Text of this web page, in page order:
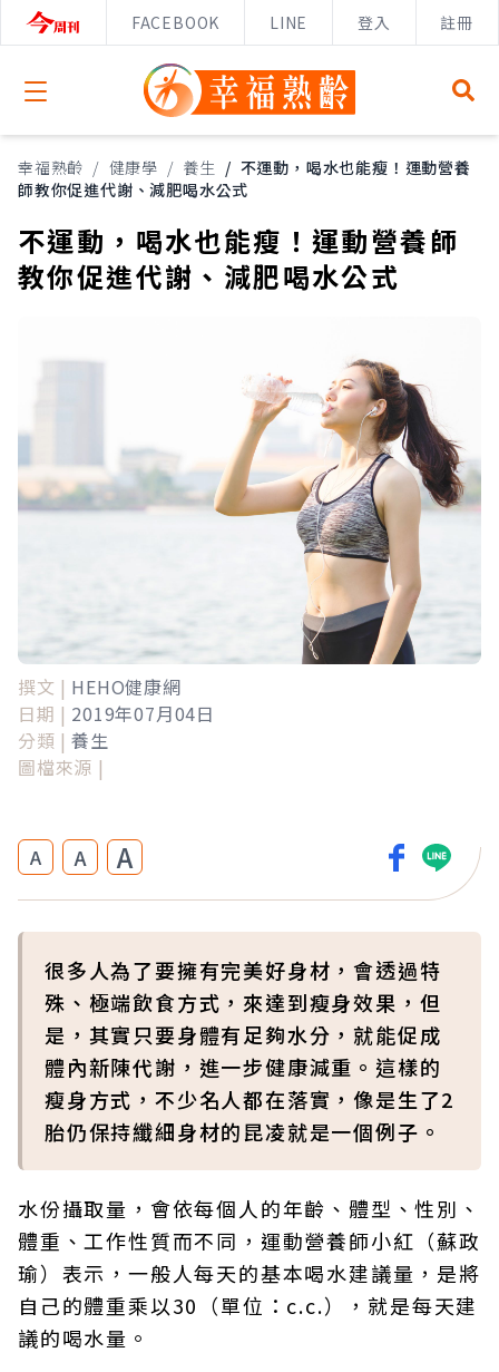
FACEBOOK LINE 登入 註冊
Open menu
幸福熟齡 / 健康學 / 養生 / 不運動，喝水也能瘦！運動營養
師教你促進代謝、減肥喝水公式
不運動，喝水也能瘦！運動營養師
教你促進代謝、減肥喝水公式
撰文 | HEHO健康網
日期 | 2019年07月04日
分類 | 養生
圖檔來源 |
A A A
很多人為了要擁有完美好身材，會透過特
殊、極端飲食方式，來達到瘦身效果，但
是，其實只要身體有足夠水分，就能促成
體內新陳代謝，進一步健康減重。這樣的
瘦身方式，不少名人都在落實，像是生了2
胎仍保持纖細身材的昆凌就是一個例子。
水份攝取量，會依每個人的年齡、體型、性別、
體重、工作性質而不同，運動營養師小紅（蘇政
瑜）表示，一般人每天的基本喝水建議量，是將
自己的體重乘以30（單位：c.c.），就是每天建
議的喝水量。